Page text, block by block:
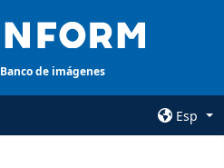
Banco de imágenes
Esp